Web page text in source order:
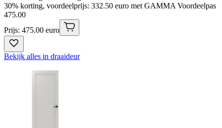
30% korting, voordeelprijs: 332.50 euro met GAMMA Voordeelpas
475.00
Prijs: 475.00 euro
Bekijk alles in draaideur